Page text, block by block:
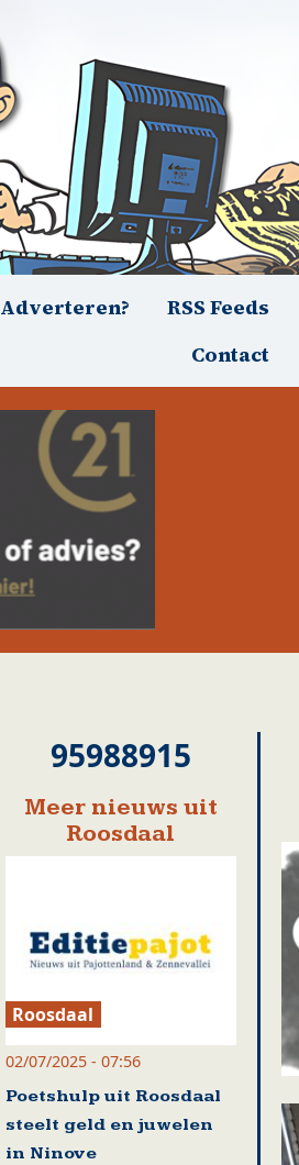
Adverteren?
RSS Feeds
Contact
95988915
Meer nieuws uit
Roosdaal
Roosdaal
02/07/2025 - 07:56
Poetshulp uit Roosdaal
steelt geld en juwelen
in Ninove